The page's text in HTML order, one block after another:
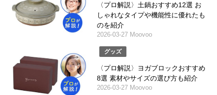
〈プロ解説〉土鍋おすすめ12選 お
しゃれなタイプや機能性に優れたも
のを紹介
2026-03-27 Moovoo
グッズ
〈プロ解説〉ヨガブロックおすすめ
8選 素材やサイズの選び方も紹介
2026-03-27 Moovoo